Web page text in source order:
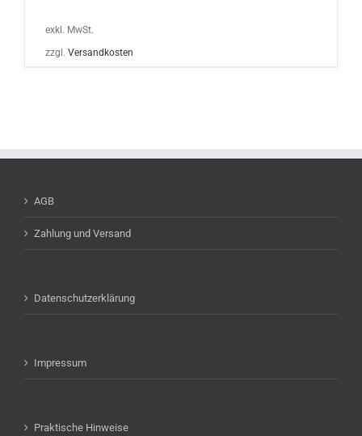
exkl. MwSt.
zzgl. Versandkosten
AGB
Zahlung und Versand
Datenschutzerklärung
Impressum
Praktische Hinweise